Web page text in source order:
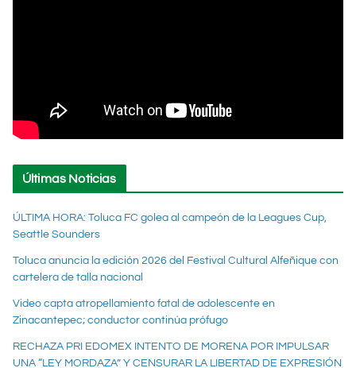
Últimas Noticias
ÚLTIMA HORA: Toluca FC golea al campeón de la Leagues Cup,
Seattle Sounders
Toluca anuncia la edición 2026 del Festival Cultural Alfeñique con
cartelera de talla nacional
Video capta atropellamiento fatal de adolescente en
Zinacantepec; conductor continúa prófugo
RECHAZA PRI EDOMEX INTENTO DE MORENA POR IMPULSAR
UNA “LEY MORDAZA” Y CENSURAR LA LIBERTAD DE EXPRESIÓN